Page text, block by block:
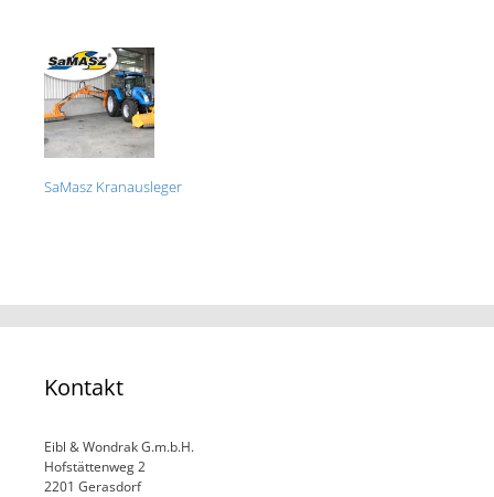
SaMasz Kranausleger
Kontakt
Eibl & Wondrak G.m.b.H.
Hofstättenweg 2
2201 Gerasdorf